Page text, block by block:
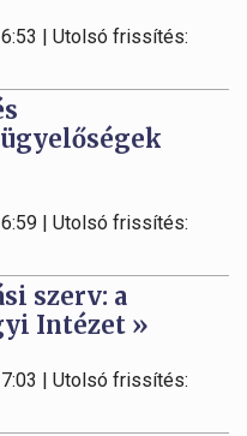
| Utolsó frissítés:
| Utolsó frissítés:
szerv: a
Intézet »
| Utolsó frissítés: